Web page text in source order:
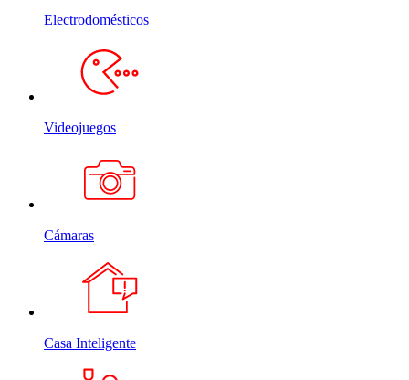
Electrodomésticos
Videojuegos
Cámaras
Casa Inteligente